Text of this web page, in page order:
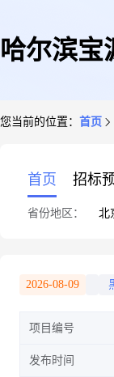
哈尔滨宝
您当前的位置： 首页
首页 招标
省份地区： 北
2026-08-09
项目编号
发布时间